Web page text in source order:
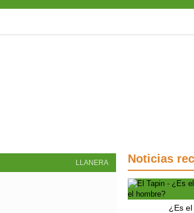
LLANERA Noticias
¿Es